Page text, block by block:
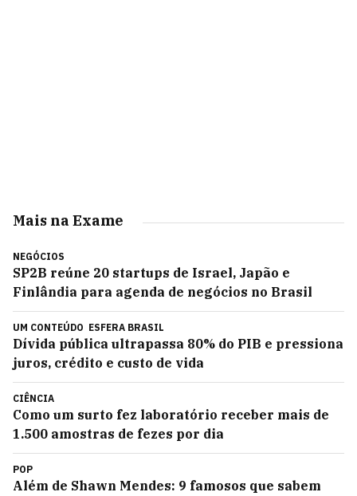
Mais na Exame
NEGÓCIOS
SP2B reúne 20 startups de Israel, Japão e
Finlândia para agenda de negócios no Brasil
UM CONTEÚDO ESFERA BRASIL
Dívida pública ultrapassa 80% do PIB e pressiona
juros, crédito e custo de vida
CIÊNCIA
Como um surto fez laboratório receber mais de
1.500 amostras de fezes por dia
POP
Além de Shawn Mendes: 9 famosos que sabem